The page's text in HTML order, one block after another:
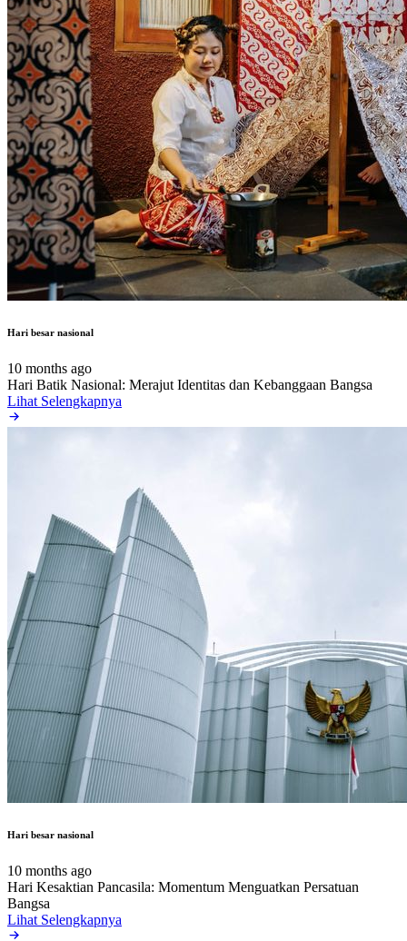
Hari besar nasional
10 months ago
Hari Batik Nasional: Merajut Identitas dan Kebanggaan Bangsa
Lihat Selengkapnya
Hari besar nasional
10 months ago
Hari Kesaktian Pancasila: Momentum Menguatkan Persatuan
Bangsa
Lihat Selengkapnya